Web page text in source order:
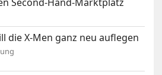
die X-Men ganz neu auflegen